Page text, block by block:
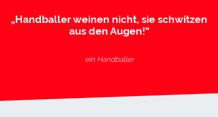
„Handballer weinen nicht, sie schwitzen
aus den Augen!“
ein Handballer